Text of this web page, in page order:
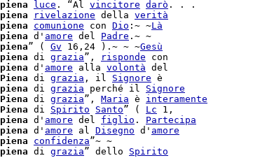
piena luce . “Al vincitore darò . . .
piena rivelazione della verità
piena comunione con Dio :~ ~Là
piena d' amore del Padre
piena” ( Gv 16,24 ).~ ~ ~Gesù
piena di grazia”, risponde con
piena d' amore alla volontà del
Piena di grazia , il Signore è
piena di grazia perché il Signore
Piena di grazia”, Maria è interamente
Piena di Spirito Santo” ( Lc 1,
piena d' amore del figlio . Partecipa
piena d' amore al Disegno d' amore
piena confidenza
piena di grazia” dello Spirito